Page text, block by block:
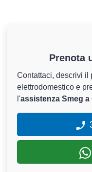
Prenota
Contattaci, descrivi il
elettrodomestico e
l'assistenza Smeg